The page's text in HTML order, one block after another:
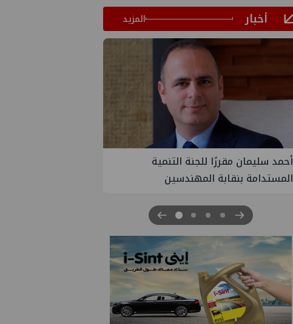
أخبار المزيد
PMS تنهي أعمال إنزال الخطوط البحرية
الثلاث بمشروع المرحلة الرابعة لتنمية حقل
سيناء للبترول